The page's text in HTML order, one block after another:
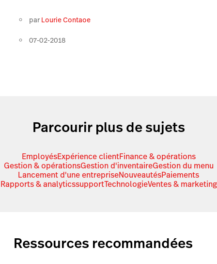
par Lourie Contaoe
07-02-2018
Parcourir plus de sujets
EmployésExpérience clientFinance & opérations
Gestion & opérationsGestion d'inventaireGestion du menu
Lancement d'une entrepriseNouveautésPaiements
Rapports & analyticssupportTechnologieVentes & marketing
Ressources recommandées